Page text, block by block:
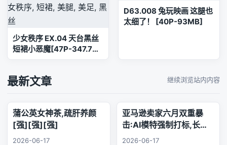
少女秩序 EX.04 天台黑丝
短裙小恶魔[47P-347.7M]
少女秩序, 短裙, 美腿, 美足,
D63.008 兔玩映画 这腿也
太细了！ [40P-93MB]
最新文章 继续浏览站内内容
蒲公英女神茶,疏肝养颜
[强][强][强]
2026-06-17
亚马逊卖家六月双重暴
击:AI模特强制打标,长标
题时代正式终结
2026-06-17